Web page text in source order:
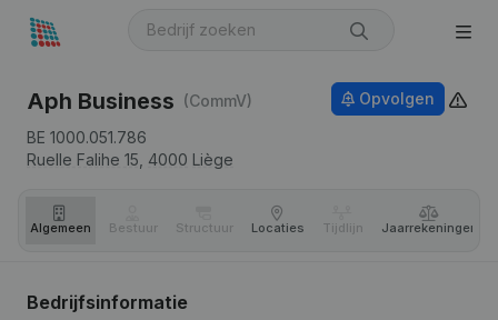
Aph Business (CommV)
BE 1000.051.786
Ruelle Falihe 15, 4000 Liège
Opvolgen
Algemeen Bestuur Structuur Locaties Tijdlijn Jaar­rekeningen
Bedrijfsinformatie